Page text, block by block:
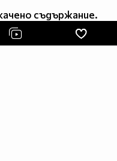
съдържание.